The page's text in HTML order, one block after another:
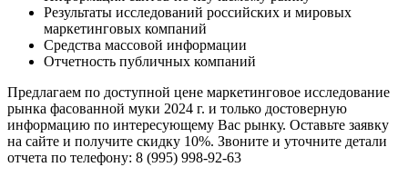
Результаты исследований российских и мировых
маркетинговых компаний
Средства массовой информации
Отчетность публичных компаний
Предлагаем по доступной цене маркетинговое исследование
рынка фасованной муки 2024 г. и только достоверную
информацию по интересующему Вас рынку. Оставьте заявку
на сайте и получите скидку 10%. Звоните и уточните детали
отчета по телефону: 8 (995) 998-92-63